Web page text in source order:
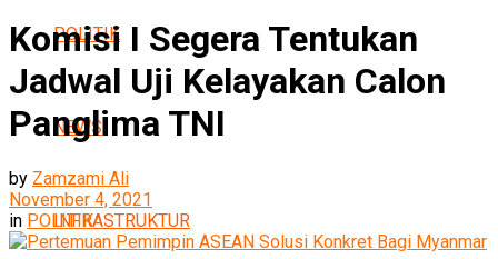
POLITIK
NEWS
INFRASTRUKTUR
Komisi I Segera Tentukan
Jadwal Uji Kelayakan Calon
Panglima TNI
by Zamzami Ali
November 4, 2021
in POLITIK